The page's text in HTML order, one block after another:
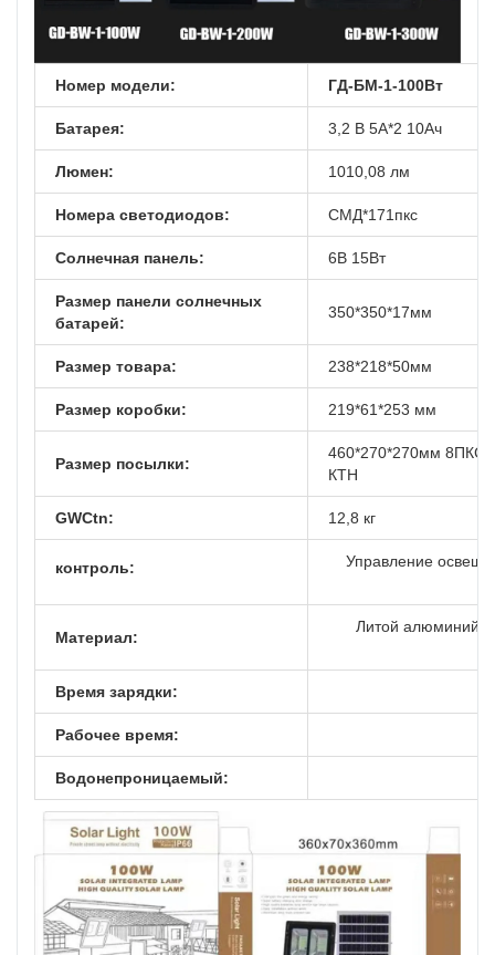
Номер модели: ГД-БМ-1-100Вт
Батарея: 3,2 В 5А*2 10Ач
Люмен: 1010,08 лм
Номера светодиодов: СМД*171пкс
Солнечная панель: 6В 15Вт
Размер панели солнечных
батарей:
350*350*17мм
Размер товара: 238*218*50мм
Размер коробки: 219*61*253 мм
Размер посылки:
460*270*270мм 8ПКС/
КТН
GWCtn: 12,8 кг
контроль: Управление
Материал:
Литой алюминий +
Время зарядки:
Рабочее время:
Водонепроницаемый: